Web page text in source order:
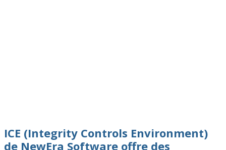
ICE (Integrity Controls Environment)
de NewEra Software offre des